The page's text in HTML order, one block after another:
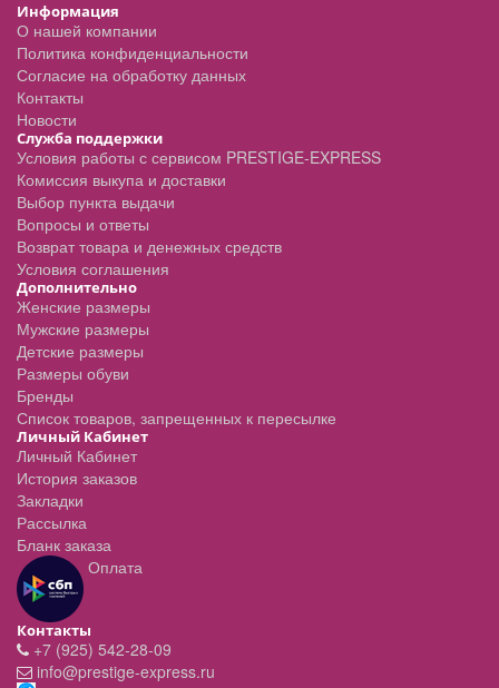
Информация
О нашей компании
Политика конфиденциальности
Согласие на обработку данных
Контакты
Новости
Служба поддержки
Условия работы с сервисом PRESTIGE-EXPRESS
Комиссия выкупа и доставки
Выбор пункта выдачи
Вопросы и ответы
Возврат товара и денежных средств
Условия соглашения
Дополнительно
Женские размеры
Мужские размеры
Детские размеры
Размеры обуви
Бренды
Список товаров, запрещенных к пересылке
Личный Кабинет
Личный Кабинет
История заказов
Закладки
Рассылка
Бланк заказа
Оплата
Контакты
+7 (925) 542-28-09
info@prestige-express.ru